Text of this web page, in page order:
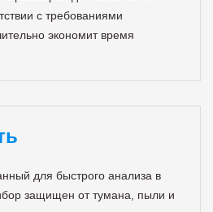
с требованиями
экономит время
для быстрого анализа в
защищен от тумана, пыли и